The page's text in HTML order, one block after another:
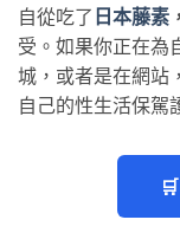
自從吃了 日本藤素 ，
受。如果你正在為
城，或者是在網站
自己的性生活保駕